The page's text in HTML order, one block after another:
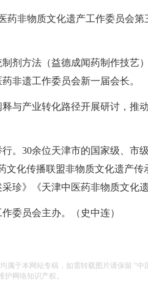
非物质文化遗产工作委员会第
剂方法（益德成闻药制作技艺
非遗工作委员会新一届会长。
与产业转化路径开展研讨，推
。30余位天津市的国家级、市
化传播联盟非物质文化遗产传
珍》《天津中医药非物质文化
委员会主办。（史中连）
属于本网站专稿，如需转载图片请保留 “
网络知识产权。